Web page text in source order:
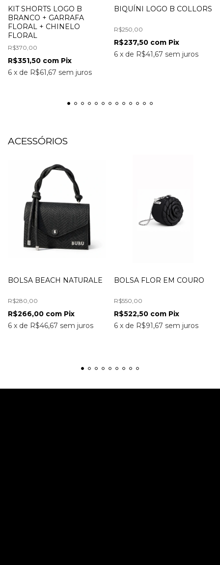
KIT SHORTS LOGO B
BRANCO + GARRAFA
FLORAL + CHINELO
FLORAL
R$370,00
6 x de R$61,67 sem juros
R$351,50 com Pix
BIQUÍNI LOGO B COLLORS
R$250,00
6 x de R$41,67 sem juros
R$237,50 com Pix
ACESSÓRIOS
BOLSA BEACH NATURALE
R$280,00
6 x de R$46,67 sem juros
R$266,00 com Pix
BOLSA FLOR EM COURO
R$550,00
6 x de R$91,67 sem juros
R$522,50 com Pix